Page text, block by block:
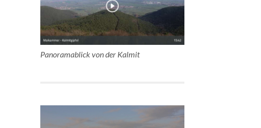
Panoramablick von der Kalmit